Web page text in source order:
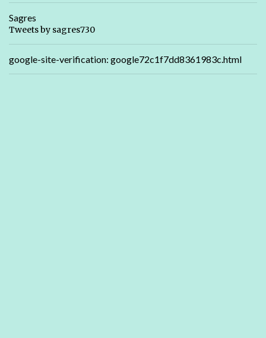
Sagres
Tweets by sagres730
google-site-verification: google72c1f7dd8361983c.html